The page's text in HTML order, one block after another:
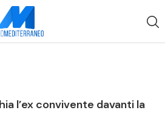
l’ex convivente davanti la